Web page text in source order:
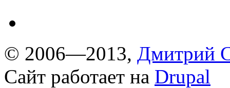
© 2006—2013, Дмитрий
Сайт работает на Drupal